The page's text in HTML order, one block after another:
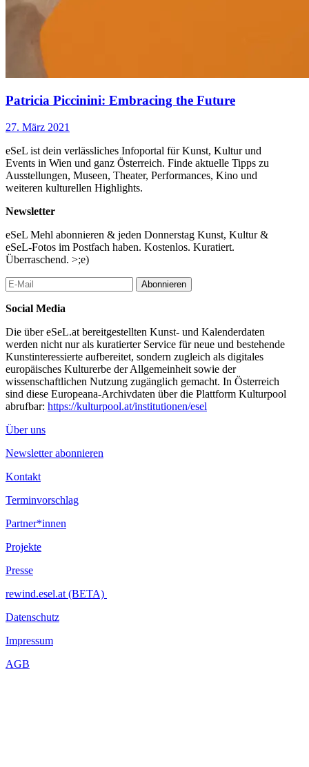
Patricia Piccinini: Embracing the Future
27. März 2021
eSeL ist dein verlässliches Infoportal für Kunst, Kultur und
Events in Wien und ganz Österreich. Finde aktuelle Tipps zu
Ausstellungen, Museen, Theater, Performances, Kino und
weiteren kulturellen Highlights.
Newsletter
eSeL Mehl abonnieren & jeden Donnerstag Kunst, Kultur &
eSeL-Fotos im Postfach haben. Kostenlos. Kuratiert.
Überraschend. >;e)
Abonnieren
Social Media
Die über eSeL.at bereitgestellten Kunst- und Kalenderdaten
werden nicht nur als kuratierter Service für neue und bestehende
Kunstinteressierte aufbereitet, sondern zugleich als digitales
europäisches Kulturerbe der Allgemeinheit sowie der
wissenschaftlichen Nutzung zugänglich gemacht. In Österreich
sind diese Europeana-Archivdaten über die Plattform Kulturpool
abrufbar: https://kulturpool.at/institutionen/esel
Über uns
Newsletter abonnieren
Kontakt
Terminvorschlag
Partner*innen
Projekte
Presse
rewind.esel.at (BETA)
Datenschutz
Impressum
AGB